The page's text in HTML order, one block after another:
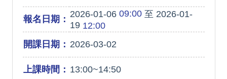
報名日期： 2026-01-0609:00至 2026-01-
1912:00
開課日期： 2026-03-02
上課時間： 13:00~14:50